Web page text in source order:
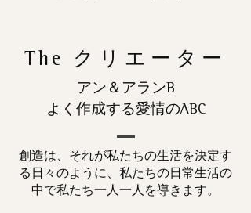
The クリエーター
アン＆アランB
よく作成する愛情のABC
創造は、それが私たちの生活を決定す
る日々のように、私たちの日常生活の
中で私たち一人一人を導きます。